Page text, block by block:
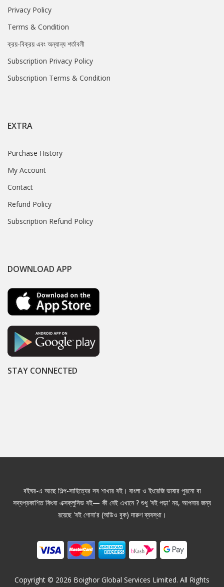
Privacy Policy
Terms & Condition
ক্রয়-বিক্রয় এবং অন্যান্য শর্তাবলী
Subscription Privacy Policy
Subscription Terms & Condition
EXTRA
Purchase History
My Account
Contact
Refund Policy
Subscription Refund Policy
DOWNLOAD APP
STAY CONNECTED
বইঘর-এ আছে শিল্প-সাহিত্যের সব শাখার বই। বাংলা ও ইংরেজি ভাষার পুরনো বা
সদ্যপ্রকাশিত কিংবা এক্সক্লুসিভ বই— কী নেই এখানে ? শুধু 'বই পড়া' নয়, আপনার জন্য
রয়েছে 'বই শোনা'র (অডিও বুক) দারুণ ব্যবস্থা।
Copyright © 2026 Boighor Global Services Limited. All Rights